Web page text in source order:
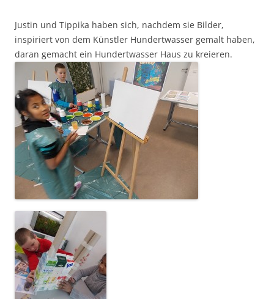
Justin und Tippika haben sich, nachdem sie Bilder,
inspiriert von dem Künstler Hundertwasser gemalt haben,
daran gemacht ein Hundertwasser Haus zu kreieren.